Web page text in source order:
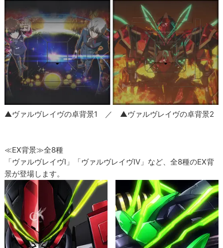
▲ヴァルヴレイヴの卓背景1 ／ ▲ヴァルヴレイヴの卓背景2
≪EX背景≫全8種
「ヴァルヴレイヴI」「ヴァルヴレイヴIV」など、全8種のEX背
景が登場します。